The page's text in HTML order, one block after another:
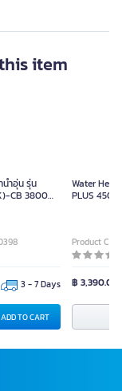
item
น้ำอุ่น รุ่น
CB 3800
3 - 7 Days
ADD TO CART
Water
PLUS
Product
฿ 3,390.00